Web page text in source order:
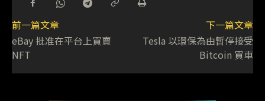
前一篇文章
eBay 批准在平台上買賣
NFT
下一篇文章
Tesla 以環保為由暫停接受
Bitcoin 買車